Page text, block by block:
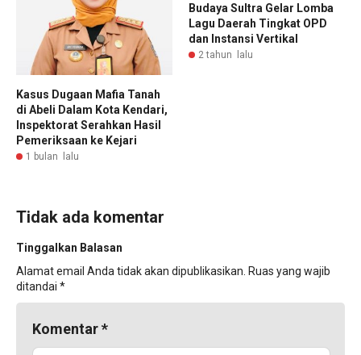
Kasus Dugaan Mafia Tanah
di Abeli Dalam Kota Kendari,
Inspektorat Serahkan Hasil
Pemeriksaan ke Kejari
1 bulan lalu
Budaya Sultra Gelar Lomba
Lagu Daerah Tingkat OPD
dan Instansi Vertikal
2 tahun lalu
Tidak ada komentar
Tinggalkan Balasan
Alamat email Anda tidak akan dipublikasikan. Ruas yang wajib
ditandai *
Komentar*